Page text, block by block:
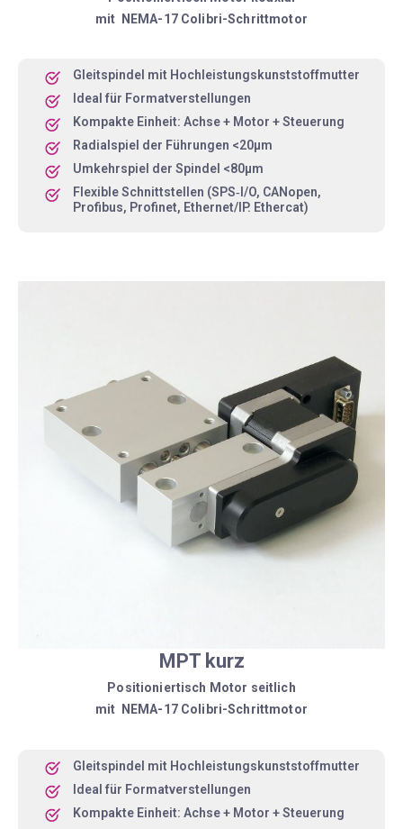
mit NEMA-17 Colibri-Schrittmotor
Gleitspindel mit Hochleistungskunststoffmutter
Ideal für Formatverstellungen
Kompakte Einheit: Achse + Motor + Steuerung
Radialspiel der Führungen <20µm
Umkehrspiel der Spindel <80µm
Flexible Schnittstellen (SPS‑I/O, CANopen,
Profibus, Profinet, Ethernet/IP. Ethercat)
MPT kurz
Positioniertisch Motor seitlich
mit NEMA-17 Colibri-Schrittmotor
Gleitspindel mit Hochleistungskunststoffmutter
Ideal für Formatverstellungen
Kompakte Einheit: Achse + Motor + Steuerung